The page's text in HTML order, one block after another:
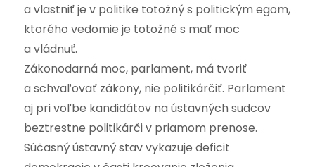
a vlastniť je v politike totožný s politickým egom,
ktorého vedomie je totožné s mať moc
a vládnuť.
Zákonodarná moc, parlament, má tvoriť
a schvaľovať zákony, nie politikárčiť. Parlament
aj pri voľbe kandidátov na ústavných sudcov
beztrestne politikárči v priamom prenose.
Súčasný ústavný stav vykazuje deficit